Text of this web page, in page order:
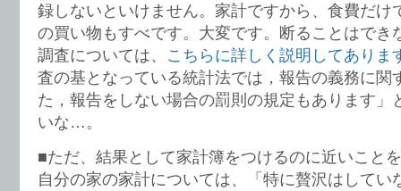
録しないといけません。家計ですから、食費だけ
の買い物もすべです。大変です。断ることはでき
調査については、 こちらに詳しく説明してありま
査の基となっている統計法では，報告の義務に関
た，報告をしない場合の罰則の規定もあります」
いな…。
■ただ、結果として家計簿をつけるのに近いこと
自分の家の家計については、「特に贅沢はしてい